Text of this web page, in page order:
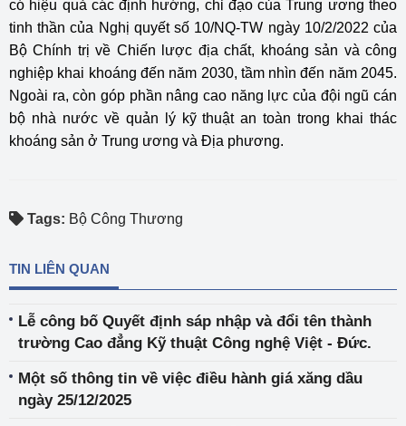
có hiệu quả các định hướng, chỉ đạo của Trung ương theo
tinh thần của Nghị quyết số 10/NQ-TW ngày 10/2/2022 của
Bộ Chính trị về Chiến lược địa chất, khoáng sản và công
nghiệp khai khoáng đến năm 2030, tầm nhìn đến năm 2045.
Ngoài ra, còn góp phần nâng cao năng lực của đội ngũ cán
bộ nhà nước về quản lý kỹ thuật an toàn trong khai thác
khoáng sản ở Trung ương và Địa phương.
Tags: Bộ Công Thương
TIN LIÊN QUAN
Lễ công bố Quyết định sáp nhập và đổi tên thành
trường Cao đẳng Kỹ thuật Công nghệ Việt - Đức.
Một số thông tin về việc điều hành giá xăng dầu
ngày 25/12/2025